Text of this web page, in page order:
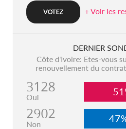
+ Voir les
DERNIER
Côte d'Ivoire: Etes-vous
renouvellement du contrat
3128
Oui
2902
Non